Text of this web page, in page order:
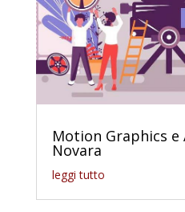
Motion Graphics e
Novara
leggi tutto